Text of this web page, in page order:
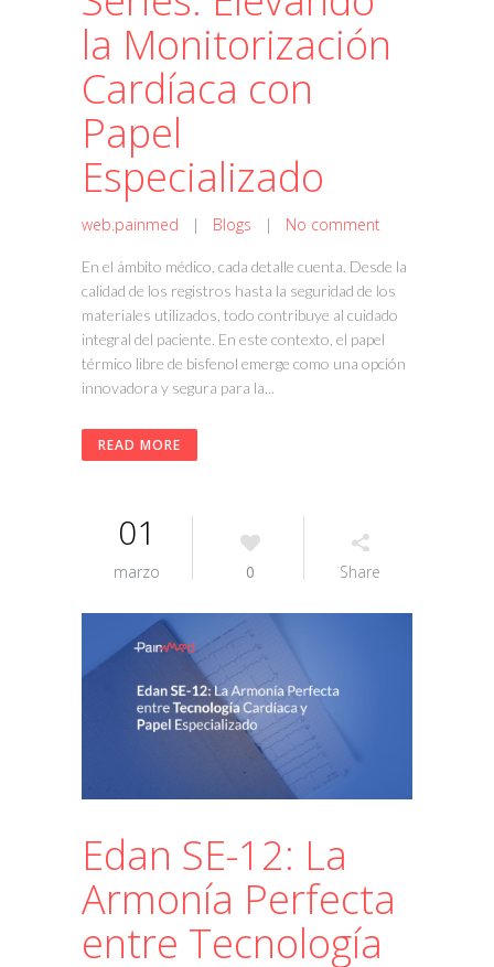
la Monitorización
Cardíaca con
Papel
Especializado
web.painmed | Blogs | No comment
En el ámbito médico, cada detalle cuenta. Desde la
calidad de los registros hasta la seguridad de los
materiales utilizados, todo contribuye al cuidado
integral del paciente. En este contexto, el papel
térmico libre de bisfenol emerge como una opción
innovadora y segura para la...
READ MORE
01
marzo 0 Share
Edan SE-12: La
Armonía Perfecta
entre Tecnología